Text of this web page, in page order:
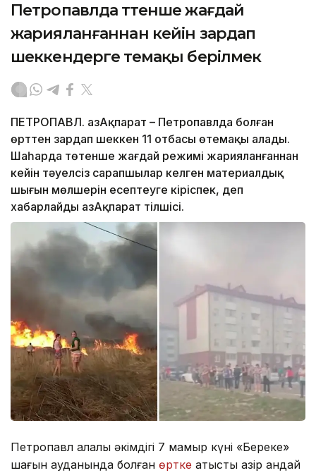
Петропавлда төтенше жағдай
жарияланғаннан кейін зардап
шеккендерге өтемақы берілмек
ПЕТРОПАВЛ. ҚазАқпарат – Петропавлда болған
өрттен зардап шеккен 11 отбасы өтемақы алады.
Шаһарда төтенше жағдай режимі жарияланғаннан
кейін тәуелсіз сарапшылар келген материалдық
шығын мөлшерін есептеуге кіріспек, деп
хабарлайды ҚазАқпарат тілшісі.
Петропавл қалалық әкімдігі 7 мамыр күні «Береке»
шағын ауданында болған өртке қатысты қазір қандай